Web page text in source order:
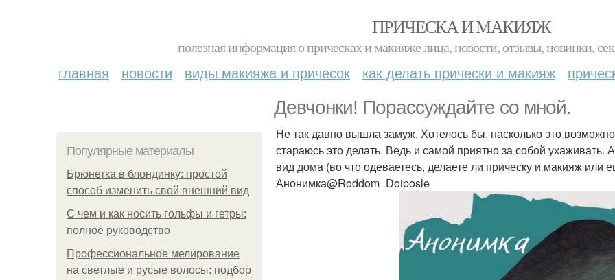
ПРИЧЕСКА И МАКИЯЖ
полезная информация о прическах и макияже лица, новости, отзывы, новинки,
главная новости виды макияжа и причесок как делать прически и макияж
Девчонки! Порассуждайте со мной.
Популярные материалы
Брюнетка в блондинку: простой
способ изменить свой внешний вид
С чем и как носить гольфы и гетры:
полное руководство
Профессиональное мелирование
на светлые и русые волосы: подбор
Не так давно вышла замуж. Хотелось бы, насколько это
стараюсь это делать. Ведь и самой приятно за собой
вид дома (во что одеваетесь, делаете ли прическу и макияж или
Анонимка@Roddom_Doiposle